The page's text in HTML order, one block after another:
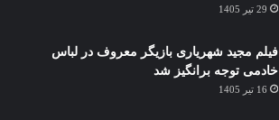
29 تیر 1405
فیلم مجید شهریاری بازیگر معروف در لباس
خادمی توجه برانگیز شد
16 تیر 1405